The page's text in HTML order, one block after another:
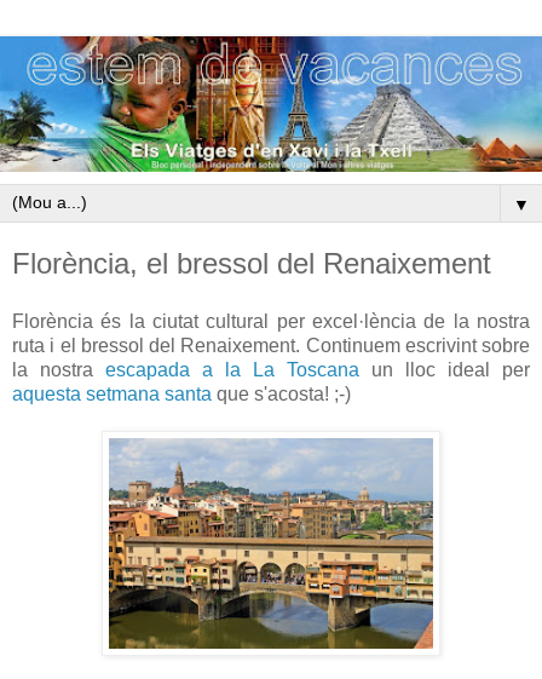
▼
Florència, el bressol del Renaixement
Florència és la ciutat cultural per excel·lència de la nostra
ruta i el bressol del Renaixement. Continuem escrivint sobre
la nostra escapada a la La Toscana un lloc ideal per
aquesta setmana santa que s'acosta! ;-)